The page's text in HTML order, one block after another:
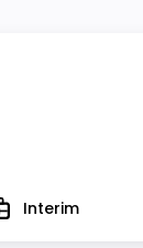
Interim